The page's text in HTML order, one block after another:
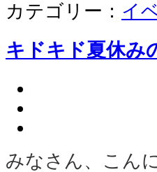
カテゴリー： イ
キドキド夏休み
みなさん、こん